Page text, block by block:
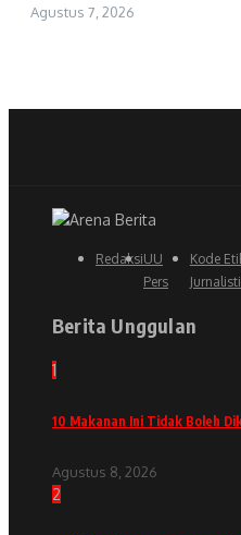
Agustus 7, 2026
RedaksiUU
Pers
Kode
Berita Unggulan
1
10 Makanan Ini Tidak Boleh
Agustus 8, 2026
2